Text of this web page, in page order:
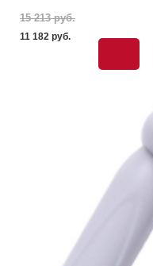
15 213 pуб.
11 182 pуб.